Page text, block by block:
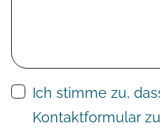
Ich stimme zu,
Kontaktformular